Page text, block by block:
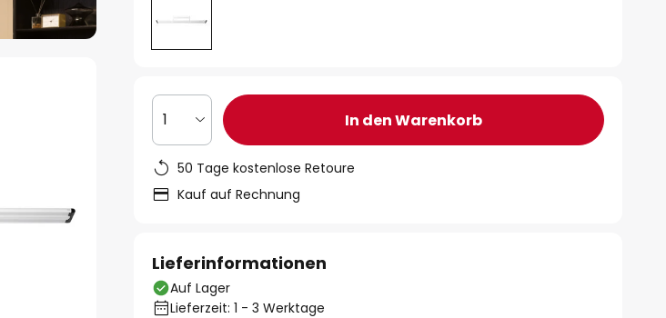
1 In den Warenkorb
50 Tage kostenlose Retoure
Kauf auf Rechnung
Lieferinformationen
Auf Lager
Lieferzeit: 1 - 3 Werktage